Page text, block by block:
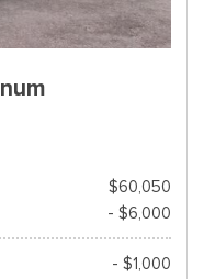
$60,050
- $6,000
- $1,000